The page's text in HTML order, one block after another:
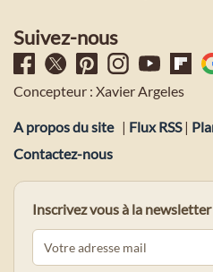
Suivez-nous
Concepteur : Xavier Argeles
A propos du site | Flux RSS|
Contactez-nous
Inscrivez vous à la